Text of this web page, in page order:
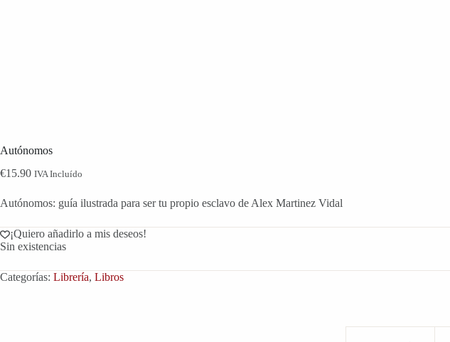
Autónomos
€15.90 IVA Incluído
Autónomos: guía ilustrada para ser tu propio esclavo de Alex Martinez Vidal
¡Quiero añadirlo a mis deseos!
Sin existencias
Categorías: Librería, Libros